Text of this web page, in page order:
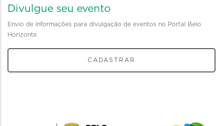
Divulgue seu evento
Envio de informações para divulgação de eventos no Portal Belo
Horizonte
CADASTRAR